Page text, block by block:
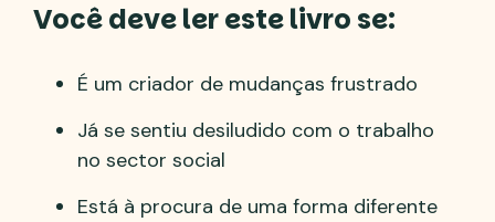
Você deve ler este livro se:
É um criador de mudanças frustrado
Já se sentiu desiludido com o trabalho
no sector social
Está à procura de uma forma diferente